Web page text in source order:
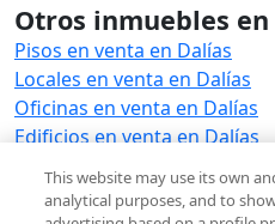
Otros inmuebles
Pisos en venta en Dalías
Locales en venta en Dalías
Oficinas en venta en Dalías
Edificios en venta en Dalías
Terrenos en venta en Dalías
Naves industriales en venta
This website may use its own
analytical purposes, and to